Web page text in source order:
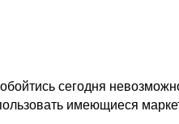
сегодня
имеющиеся